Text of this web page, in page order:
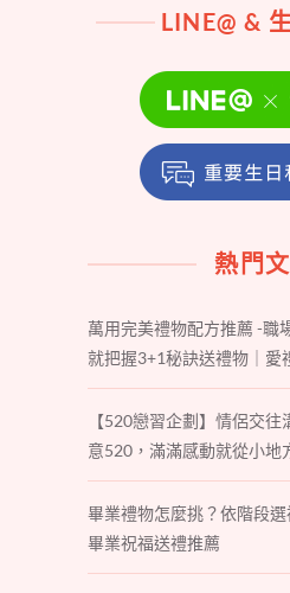
LINE@ &
熱門
萬用完美禮物配方推薦 -職
就把握3+1秘訣送禮物｜愛
【520戀習企劃】情侶交往
意520，滿滿感動就從小地
畢業禮物怎麼挑？依階段
畢業祝福送禮推薦